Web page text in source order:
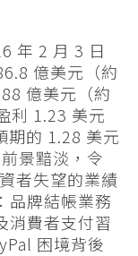
年 2 月 3 日
億美元（約
億美元（約
利 1.23 美元
期的 1.28 美元
景黯淡，令
者失望的業績
品牌結帳業務
消費者支付習
困境背後